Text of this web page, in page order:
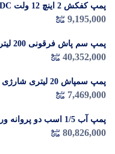
پمپ کفکش 2 اینچ 12 ولت DC ارتفاع 7 متری بدنه چدن DYB -12-2
9,195,000
شیلنگ
40,352,000
پمپ سمپاش 20 لیتری شارژی دوکاره لوکا
7,469,000
پمپ آب 1/5 اسب دو پروانه ورتکس دوسال گارانتی مدل CB25/160C
80,826,000